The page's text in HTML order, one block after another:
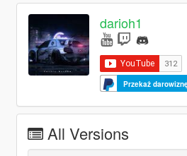
darioh1
Przekaż
All Versions